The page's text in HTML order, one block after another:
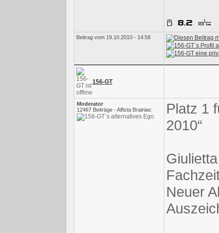
Beitrag vom 19.10.2010 - 14:58
156-GT
Moderator
12467 Beiträge - Alfista Brainiac
Platz 1
2010“
Neuer